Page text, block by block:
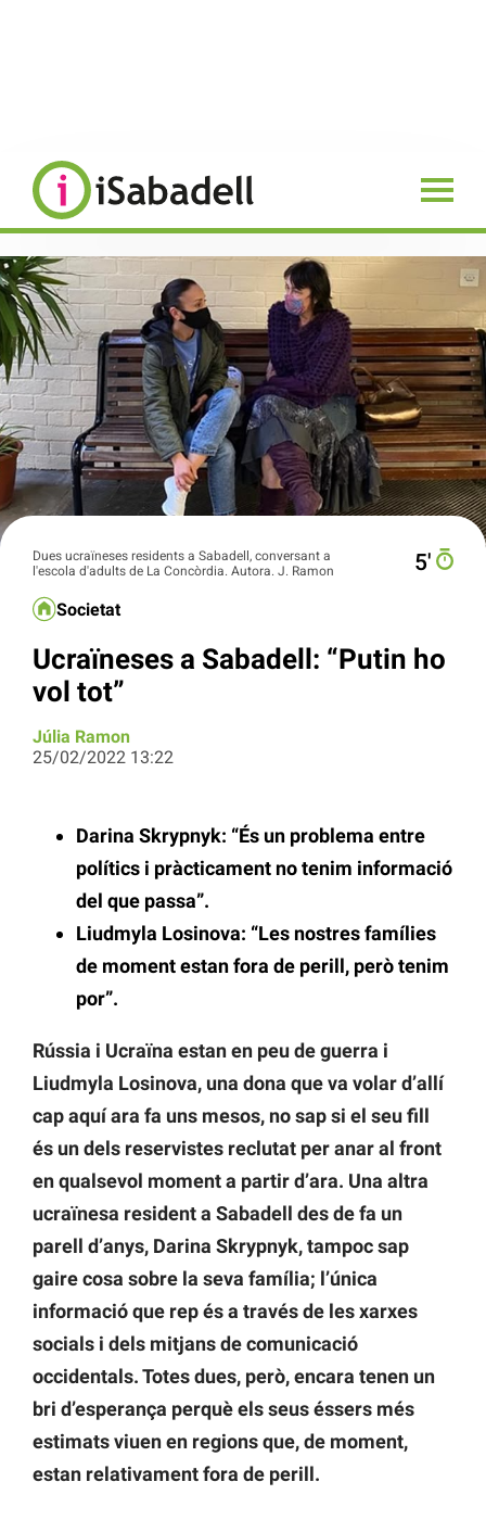
Dues ucraïneses residents a Sabadell, conversant a
l'escola d'adults de La Concòrdia. Autora. J. Ramon
5′
Societat
Ucraïneses a Sabadell: “Putin ho
vol tot”
Júlia Ramon
25/02/2022 13:22
Darina Skrypnyk: “És un problema entre
polítics i pràcticament no tenim informació
del que passa”.
Liudmyla Losinova: “Les nostres famílies
de moment estan fora de perill, però tenim
por”.
Rússia i Ucraïna estan en peu de guerra i
Liudmyla Losinova, una dona que va volar d’allí
cap aquí ara fa uns mesos, no sap si el seu fill
és un dels reservistes reclutat per anar al front
en qualsevol moment a partir d’ara. Una altra
ucraïnesa resident a Sabadell des de fa un
parell d’anys, Darina Skrypnyk, tampoc sap
gaire cosa sobre la seva família; l’única
informació que rep és a través de les xarxes
socials i dels mitjans de comunicació
occidentals. Totes dues, però, encara tenen un
bri d’esperança perquè els seus éssers més
estimats viuen en regions que, de moment,
estan relativament fora de perill.